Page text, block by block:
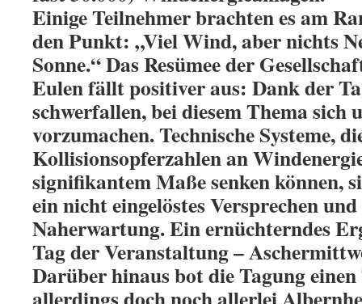
Einige Teilnehmer brachten es am
den Punkt: „Viel Wind, aber nichts
Sonne.“ Das Resümee der
Eulen fällt positiver aus: Dank der
schwerfallen, bei diesem Thema sich
vorzumachen. Technische Systeme,
Kollisionsopferzahlen an
signifikantem Maße senken können,
ein nicht eingelöstes Versprechen
Naherwartung. Ein ernüchterndes
Tag der Veranstaltung –
Darüber hinaus bot die Tagung